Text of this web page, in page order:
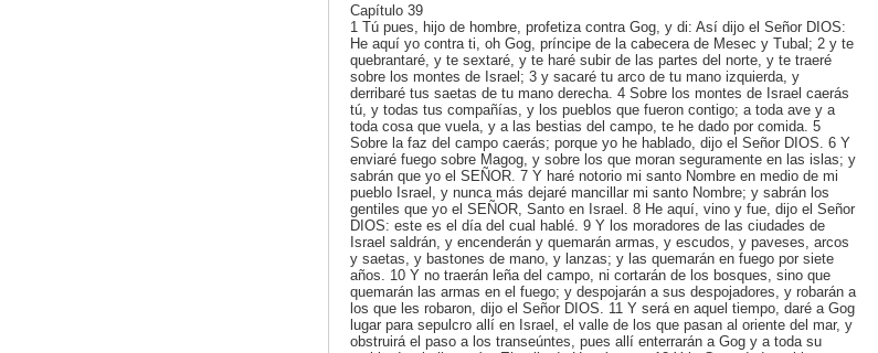
Capítulo 39
1 Tú pues, hijo de hombre, profetiza contra Gog, y di: Así dijo el Señor DIOS:
He aquí yo contra ti, oh Gog, príncipe de la cabecera de Mesec y Tubal; 2 y te
quebrantaré, y te sextaré, y te haré subir de las partes del norte, y te traeré
sobre los montes de Israel; 3 y sacaré tu arco de tu mano izquierda, y
derribaré tus saetas de tu mano derecha. 4 Sobre los montes de Israel caerás
tú, y todas tus compañías, y los pueblos que fueron contigo; a toda ave y a
toda cosa que vuela, y a las bestias del campo, te he dado por comida. 5
Sobre la faz del campo caerás; porque yo he hablado, dijo el Señor DIOS. 6 Y
enviaré fuego sobre Magog, y sobre los que moran seguramente en las islas; y
sabrán que yo el SEÑOR. 7 Y haré notorio mi santo Nombre en medio de mi
pueblo Israel, y nunca más dejaré mancillar mi santo Nombre; y sabrán los
gentiles que yo el SEÑOR, Santo en Israel. 8 He aquí, vino y fue, dijo el Señor
DIOS: este es el día del cual hablé. 9 Y los moradores de las ciudades de
Israel saldrán, y encenderán y quemarán armas, y escudos, y paveses, arcos
y saetas, y bastones de mano, y lanzas; y las quemarán en fuego por siete
años. 10 Y no traerán leña del campo, ni cortarán de los bosques, sino que
quemarán las armas en el fuego; y despojarán a sus despojadores, y robarán a
los que les robaron, dijo el Señor DIOS. 11 Y será en aquel tiempo, daré a Gog
lugar para sepulcro allí en Israel, el valle de los que pasan al oriente del mar, y
obstruirá el paso a los transeúntes, pues allí enterrarán a Gog y a toda su